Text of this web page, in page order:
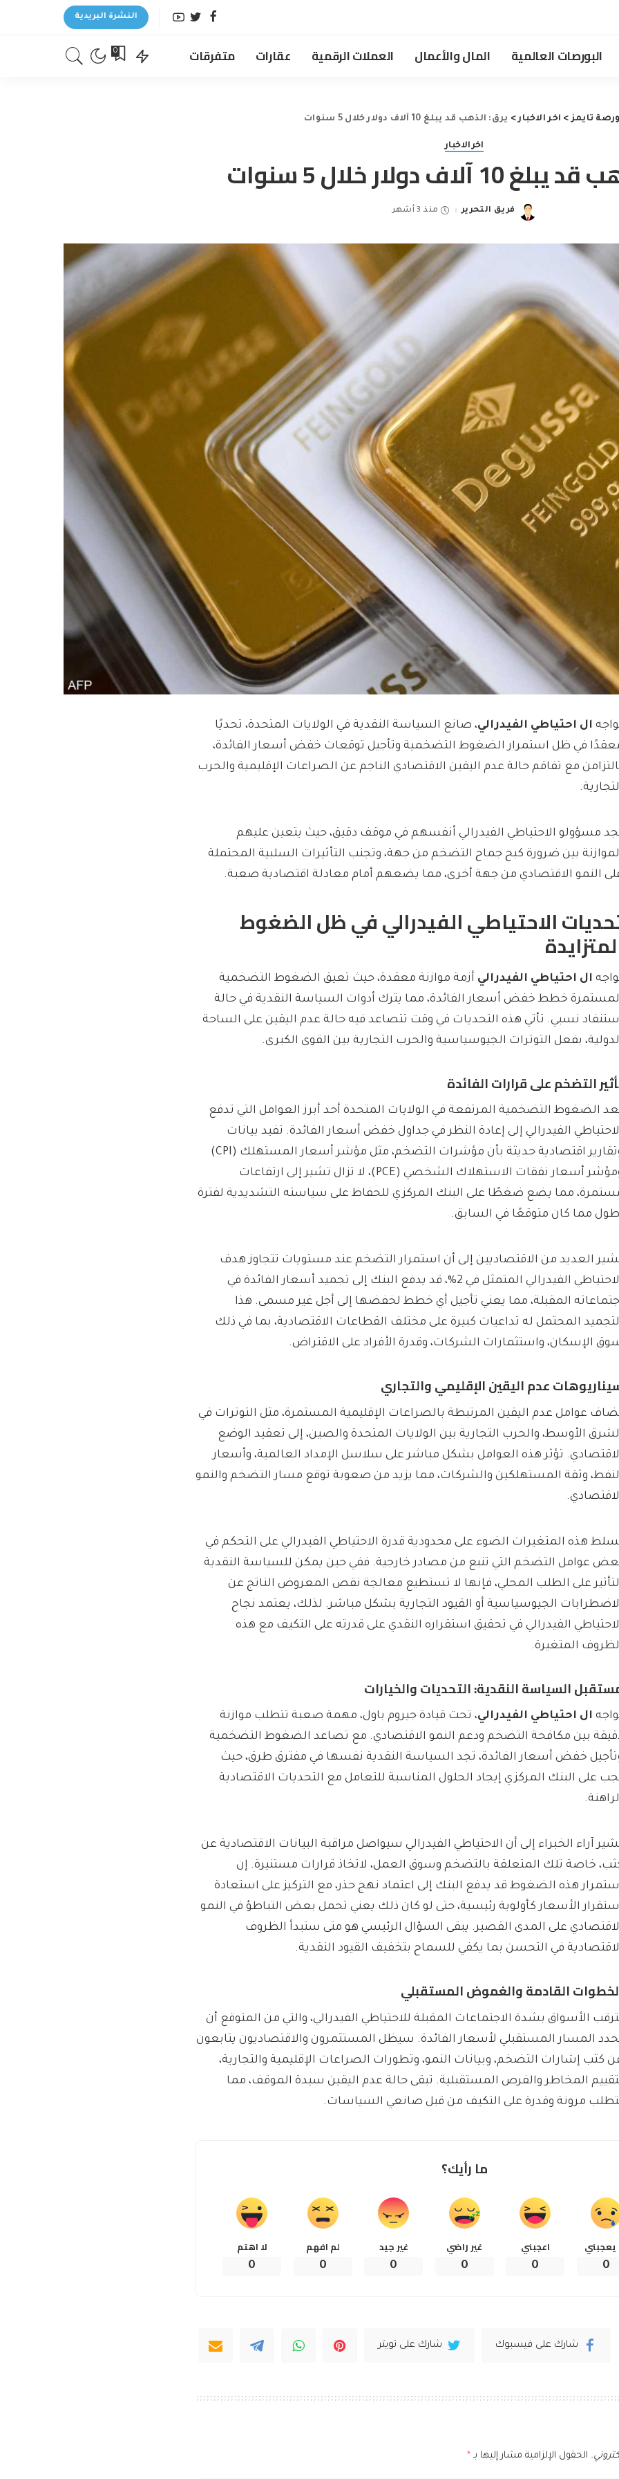
النشرة البريدية
البورصات العالمية المال والأعمال العملات الرقمية عقارات متفرقات 0
تايمز> اخر الاخبار> يرق: الذهب قد يبلغ 10 آلاف دولار خلال 5 سنوات
اخر الاخبار
دولار خلال 5 سنوات
Posted
فريق التحرير منذ 3 أشهر
ال احتياطي الفيدرالي، صانع السياسة النقدية في الولايات المتحدة، تحديًا
في ظل استمرار الضغوط التضخمية وتأجيل توقعات خفض أسعار الفائدة،
مع تفاقم حالة عدم اليقين الاقتصادي الناجم عن الصراعات الإقليمية والحرب
مسؤولو الاحتياطي الفيدرالي أنفسهم في موقف دقيق، حيث يتعين عليهم
بين ضرورة كبح جماح التضخم من جهة، وتجنب التأثيرات السلبية المحتملة
النمو الاقتصادي من جهة أخرى، مما يضعهم أمام معادلة اقتصادية صعبة.
الاحتياطي الفيدرالي في ظل الضغوط
ال احتياطي الفيدرالي أزمة موازنة معقدة، حيث تعيق الضغوط التضخمية
خطط خفض أسعار الفائدة، مما يترك أدوات السياسة النقدية في حالة
نسبي. تأتي هذه التحديات في وقت تتصاعد فيه حالة عدم اليقين على الساحة
بفعل التوترات الجيوسياسية والحرب التجارية بين القوى الكبرى.
التضخم على قرارات الفائدة
الضغوط التضخمية المرتفعة في الولايات المتحدة أحد أبرز العوامل التي تدفع
الفيدرالي إلى إعادة النظر في جداول خفض أسعار الفائدة. تفيد بيانات
وتقارير اقتصادية حديثة بأن مؤشرات التضخم، مثل مؤشر أسعار المستهلك (CPI)
ومؤشر أسعار نفقات الاستهلاك الشخصي (PCE)، لا تزال تشير إلى ارتفاعات
مما يضع ضغطًا على البنك المركزي للحفاظ على سياسته التشديدية لفترة
مما كان متوقعًا في السابق.
العديد من الاقتصاديين إلى أن استمرار التضخم عند مستويات تتجاوز هدف
الاحتياطي الفيدرالي المتمثل في 2%، قد يدفع البنك إلى تجميد أسعار الفائدة في
المقبلة، مما يعني تأجيل أي خطط لخفضها إلى أجل غير مسمى. هذا
المحتمل له تداعيات كبيرة على مختلف القطاعات الاقتصادية، بما في ذلك
الإسكان، واستثمارات الشركات، وقدرة الأفراد على الاقتراض.
عدم اليقين الإقليمي والتجاري
عوامل عدم اليقين المرتبطة بالصراعات الإقليمية المستمرة، مثل التوترات في
الأوسط، والحرب التجارية بين الولايات المتحدة والصين، إلى تعقيد الوضع
تؤثر هذه العوامل بشكل مباشر على سلاسل الإمداد العالمية، وأسعار
وثقة المستهلكين والشركات، مما يزيد من صعوبة توقع مسار التضخم والنمو
هذه المتغيرات الضوء على محدودية قدرة الاحتياطي الفيدرالي على التحكم في
عوامل التضخم التي تنبع من مصادر خارجية. ففي حين يمكن للسياسة النقدية
على الطلب المحلي، فإنها لا تستطيع معالجة نقص المعروض الناتج عن
الجيوسياسية أو القيود التجارية بشكل مباشر. لذلك، يعتمد نجاح
الفيدرالي في تحقيق استقراره النقدي على قدرته على التكيف مع هذه
المتغيرة.
السياسة النقدية: التحديات والخيارات
ال احتياطي الفيدرالي، تحت قيادة جيروم باول، مهمة صعبة تتطلب موازنة
بين مكافحة التضخم ودعم النمو الاقتصادي. مع تصاعد الضغوط التضخمية
خفض أسعار الفائدة، تجد السياسة النقدية نفسها في مفترق طرق، حيث
على البنك المركزي إيجاد الحلول المناسبة للتعامل مع التحديات الاقتصادية
آراء الخبراء إلى أن الاحتياطي الفيدرالي سيواصل مراقبة البيانات الاقتصادية عن
خاصة تلك المتعلقة بالتضخم وسوق العمل، لاتخاذ قرارات مستنيرة. إن
هذه الضغوط قد يدفع البنك إلى اعتماد نهج حذر، مع التركيز على استعادة
الأسعار كأولوية رئيسية، حتى لو كان ذلك يعني تحمل بعض التباطؤ في النمو
على المدى القصير. يبقى السؤال الرئيسي هو متى ستبدأ الظروف
في التحسن بما يكفي للسماح بتخفيف القيود النقدية.
القادمة والغموض المستقبلي
الأسواق بشدة الاجتماعات المقبلة للاحتياطي الفيدرالي، والتي من المتوقع أن
المسار المستقبلي لأسعار الفائدة. سيظل المستثمرون والاقتصاديون يتابعون
كثب إشارات التضخم، وبيانات النمو، وتطورات الصراعات الإقليمية والتجارية،
المخاطر والفرص المستقبلية. تبقى حالة عدم اليقين سيدة الموقف، مما
مرونة وقدرة على التكيف من قبل صانعي السياسات.
ما رأيك؟
يعجبني
0
اعجبني
0
غير راضي
0
غير جيد
0
لم افهم
0
لا اهتم
0
شارك على فيسبوك شارك على تويتر
الحقول الإلزامية مشار إليها بـ *